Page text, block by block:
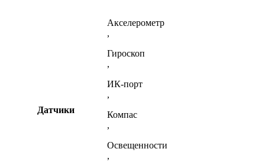
Датчики
Акселерометр
,
Гироскоп
,
ИК-порт
,
Компас
,
Освещенности
,